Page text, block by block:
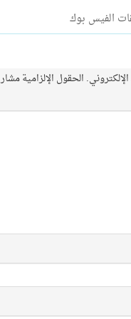
الفيس بوك
الحقول الإلزامية مشار